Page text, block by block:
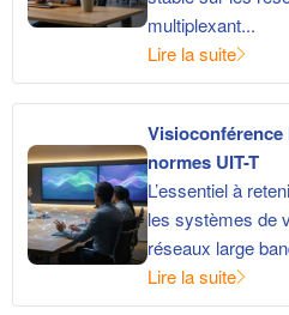
multiplexant...
Lire la suite
Visioconférence
normes UIT-T
L’essentiel à
les systèmes de
réseaux large
Lire la suite